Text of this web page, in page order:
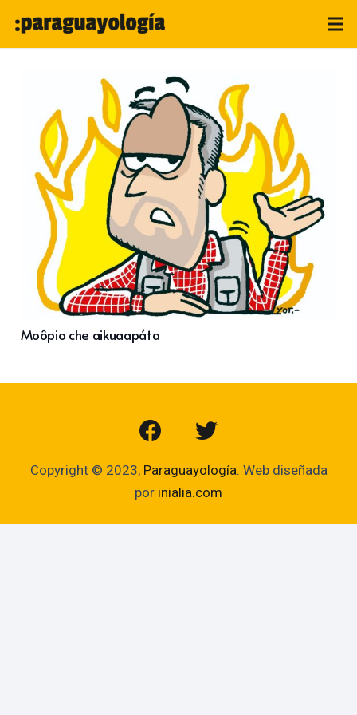
Moôpio che aikuaapáta
Copyright © 2023, Paraguayología. Web diseñada
por inialia.com